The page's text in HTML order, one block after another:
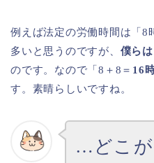
例えば法定の労働時間は「8
多いと思うのですが、 僕ら
のです。なので「8＋8＝ 16
す。素晴らしいですね。
…どこが